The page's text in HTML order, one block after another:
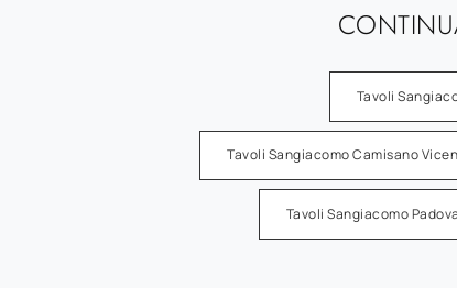
Tavoli
Tavoli Sangiacomo Camisano
Tavoli Sangiacomo Padova